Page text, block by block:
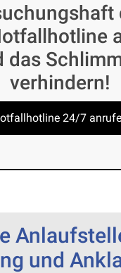
das
verhindern!
24/7
und